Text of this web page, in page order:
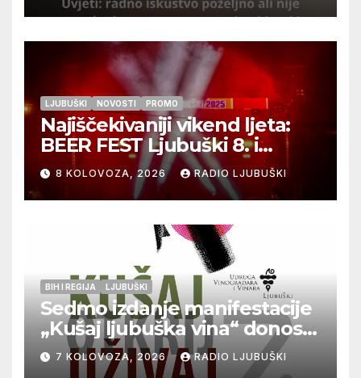
LJUBUŠKI NOVOSTI PROMO
Najiščekivaniji vikend ljeta:
BEER FEST Ljubuški 8. i
9.kolovoza
8 KOLOVOZA, 2026 RADIO LJUBUŠKI
BIH I REGIJA LJUBUŠKI
Sedmo izdanje manifestacije
„Kušaj ljubuška vina“ donosi
vrhunska vina, gastronomiju i
glazbu
7 KOLOVOZA, 2026 RADIO LJUBUŠKI